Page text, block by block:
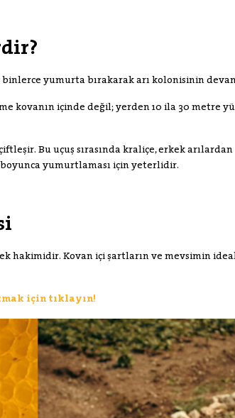
yumurta bırakarak arı kolonisinin
kovanın içinde değil; yerden 10 ila 30 metre
Bu uçuş sırasında kraliçe, erkek
yumurtlaması için yeterlidir.
hakimidir. Kovan içi şartların ve mevsimin
için tıklayın!